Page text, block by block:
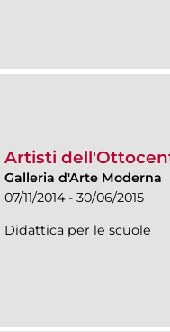
Artisti
Galleria d'Arte Moderna
07/11/2014 - 30/06/2015
Didattica per le scuole